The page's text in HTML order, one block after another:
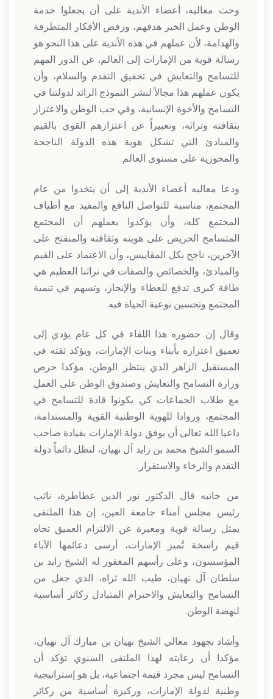
وحث معاليه، أعضاء الأندية على أن يجعلوا خدمة
الوطن وعمل الخير هدفهم، ورفض الأفكار المتطرفة
والهدامة، لأن عملهم في هذه الأندية على هذا النحو هو
رسالة قوية من الإمارات إلى العالم، عن الدور المهم
للتسامح والتعايش في تحقيق التقدم والسلام، وأن
يكون عملهم هذا مجالاً لنشر النموذج الرائد لدولتنا في
التسامح والأخوة الإنسانية، وفي حب الوطن والاعتزاز
بثقافته وتراثه، وتعبيراً عن اعتزازهم القوي بالقيم
والمبادئ التي تشكل هوية هذه الدولة الناجحة
والمحورية على مستوى العالم.
ودعا معاليه أعضاء الأندية إلى أن يتخذوا من عام
المجتمع، مناسبة للتواصل النافع والمفيد مع أطياف
المجتمع كله، وأن يؤكدوا بعملهم أن المجتمع
المتسامح الحريص على هويته وثقافته والمنفتح على
الآخرين، ناجح بكل المقاييس، وأن الاعتماد على القيم
والمبادئ، والخصائص والصفات في تراثنا العظيم هي
طاقة كبرى تدفع للعطاء والإنجاز، وتسهم في تنمية
المجتمع وتحسين نوعية الحياة فيه.
وقال إن حضوره هذا اللقاء في كل عام يؤدي إلى
تعميق اعتزازه بأبناء وبنات الإمارات، ويؤكد ثقته في
المستقبل الزاهر الذي ينتظر الوطن، مؤكدا حرص
وزارة التسامح والتعايش وصندوق الوطن على العمل
مع طلاب الجماعات كي يكونوا قادة للتسامح في
المجتمع، وروادا للهوية الوطنية القوية والمستدامة،
داعيا الله تعالى أن يوفق دولة الإمارات بقيادة صاحب
السمو الشيخ محمد بن زايد آل نهيان، لتظل دائماً دولة
التقدم والرخاء والاستقرار.
من جانبه قال الدكتور نور الدين عطاطرة، نائب
رئيس مجلس أمناء جامعة العين، إن هذا الملتقى
يمثل رسالة قوية ومعبرة عن الالتزام العميق تجاه
قيم راسخة تُميز الإمارات، أرسى دعائمها الآباء
المؤسسون، وعلى رأسهم المغفور له الشيخ زايد بن
سلطان آل نهيان، طيب الله ثراه، الذي جعل من
التسامح والتعايش والاحترام المتبادل ركائز أساسية
لنهضة الوطن.
وأشاد بجهود معالي الشيخ نهيان بن مبارك آل نهيان،
مؤكدا أن رعايته لهذا الملتقى السنوي تؤكد أن
التسامح ليس مجرد قيمة اجتماعية، بل هو إستراتيجية
وطنية لدولة الإمارات، وركيزة أساسية من ركائز